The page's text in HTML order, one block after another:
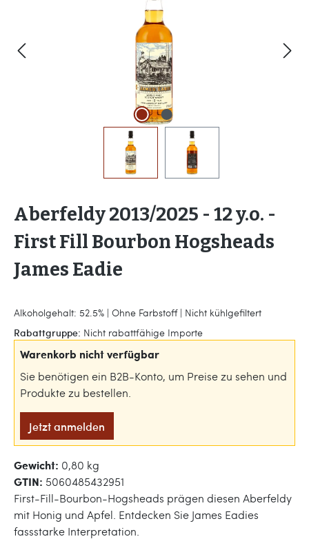
Aberfeldy 2013/2025 - 12 y.o. -
First Fill Bourbon Hogsheads
James Eadie
Alkoholgehalt: 52.5% | Ohne Farbstoff | Nicht kühlgefiltert
Rabattgruppe: Nicht rabattfähige Importe
Warenkorb nicht verfügbar
Sie benötigen ein B2B-Konto, um Preise zu sehen und
Produkte zu bestellen.
Jetzt anmelden
Gewicht: 0,80 kg
GTIN: 5060485432951
First-Fill-Bourbon-Hogsheads prägen diesen Aberfeldy
mit Honig und Apfel. Entdecken Sie James Eadies
fassstarke Interpretation.